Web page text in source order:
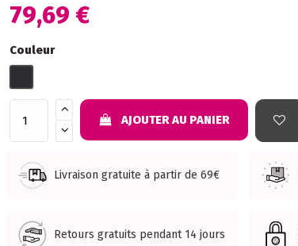
79,69 €
Couleur
AJOUTER AU PANIER
Livraison gratuite à partir de 69€
Retours gratuits pendant 14 jours